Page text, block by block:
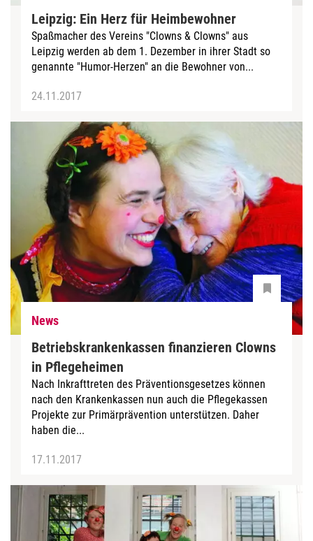
Leipzig: Ein Herz für Heimbewohner
Spaßmacher des Vereins "Clowns & Clowns" aus
Leipzig werden ab dem 1. Dezember in ihrer Stadt so
genannte "Humor-Herzen" an die Bewohner von...
24.11.2017
News
Betriebskrankenkassen finanzieren Clowns
in Pflegeheimen
Nach Inkrafttreten des Präventionsgesetzes können
nach den Krankenkassen nun auch die Pflegekassen
Projekte zur Primärprävention unterstützen. Daher
haben die...
17.11.2017